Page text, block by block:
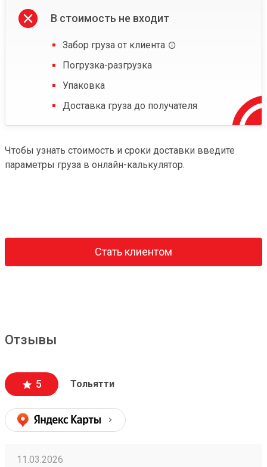
В стоимость не входит
Забор груза от клиента
Погрузка-разгрузка
Упаковка
Доставка груза до получателя
Чтобы узнать стоимость и сроки доставки введите
параметры груза в онлайн-калькулятор.
Стать клиентом
Отзывы
5 Тольятти
11.03.2026